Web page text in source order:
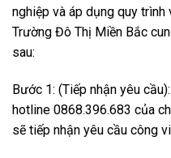
nghiệp và áp dụng quy
Trường Đô Thị Miền Bắc
sau:
Bước 1: (Tiếp nhận yêu
hotline 0868.396.683 của
sẽ tiếp nhận yêu cầu công